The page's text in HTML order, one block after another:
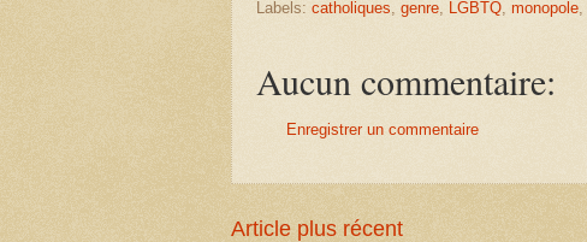
Labels: catholiques genre LGBTQ monopole
Aucun commentaire:
Enregistrer un commentaire
Article plus récent